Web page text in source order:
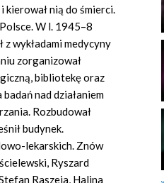
kierował nią do śmierci.
W l. 1945–8
wykładami medycyny
zorganizował
bibliotekę oraz
nad działaniem
Rozbudował
budynek.
lekarskich. Znów
Ryszard
Raszeja, Halina